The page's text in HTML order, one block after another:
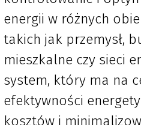
energii w różnych
takich jak przemysł,
mieszkalne czy sieci
system, który ma na
efektywności
kosztów i